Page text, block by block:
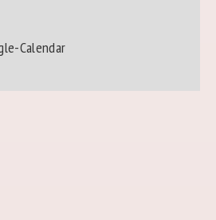
Calendar